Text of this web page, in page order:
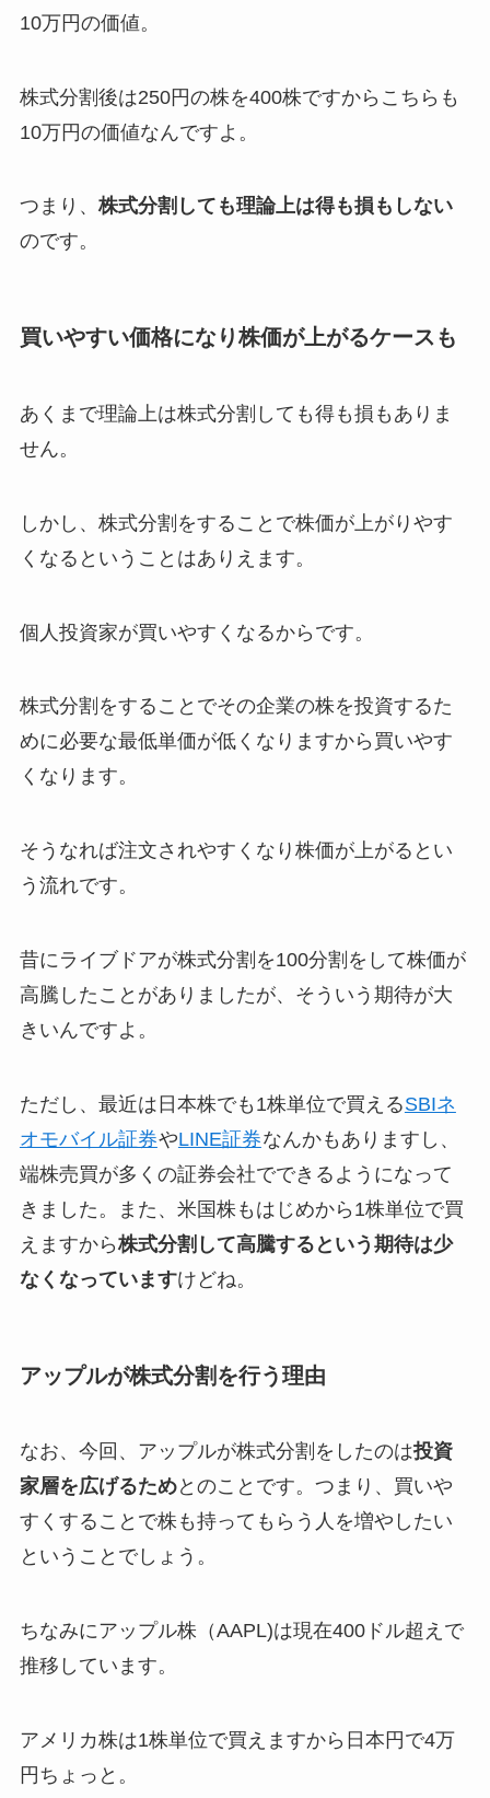
10万円の価値。
株式分割後は250円の株を400株ですからこちらも
10万円の価値なんですよ。
つまり、 株式分割しても理論上は得も損もしない
のです。
買いやすい価格になり株価が上がるケースも
あくまで理論上は株式分割しても得も損もありま
せん。
しかし、株式分割をすることで株価が上がりやす
くなるということはありえます。
個人投資家が買いやすくなるからです。
株式分割をすることでその企業の株を投資するた
めに必要な最低単価が低くなりますから買いやす
くなります。
そうなれば注文されやすくなり株価が上がるとい
う流れです。
昔にライブドアが株式分割を100分割をして株価が
高騰したことがありましたが、そういう期待が大
きいんですよ。
ただし、最近は日本株でも1株単位で買えるSBIネ
オモバイル証券やLINE証券なんかもありますし、
端株売買が多くの証券会社でできるようになって
きました。また、米国株もはじめから1株単位で買
えますから株式分割して高騰するという期待は少
なくなっていますけどね。
アップルが株式分割を行う理由
なお、今回、アップルが株式分割をしたのは投資
家層を広げるためとのことです。つまり、買いや
すくすることで株も持ってもらう人を増やしたい
ということでしょう。
ちなみにアップル株（AAPL)は現在400ドル超えで
推移しています。
アメリカ株は1株単位で買えますから日本円で4万
円ちょっと。